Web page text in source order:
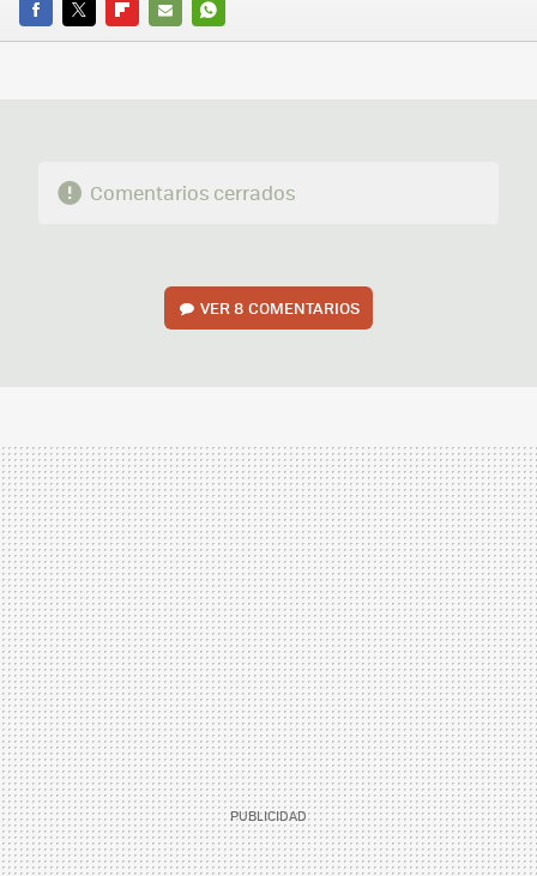
FACEBOOK
TWITTERFLIPBOARD
E-
WHATSAPP
Comentarios cerrados
VER8 COMENTARIOS